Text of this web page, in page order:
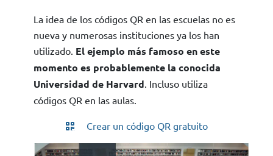
La idea de los códigos QR en las escuelas no es
nueva y numerosas instituciones ya los han
utilizado. El ejemplo más famoso en este
momento es probablemente la conocida
Universidad de Harvard . Incluso utiliza
códigos QR en las aulas.
Crear un código QR gratuito